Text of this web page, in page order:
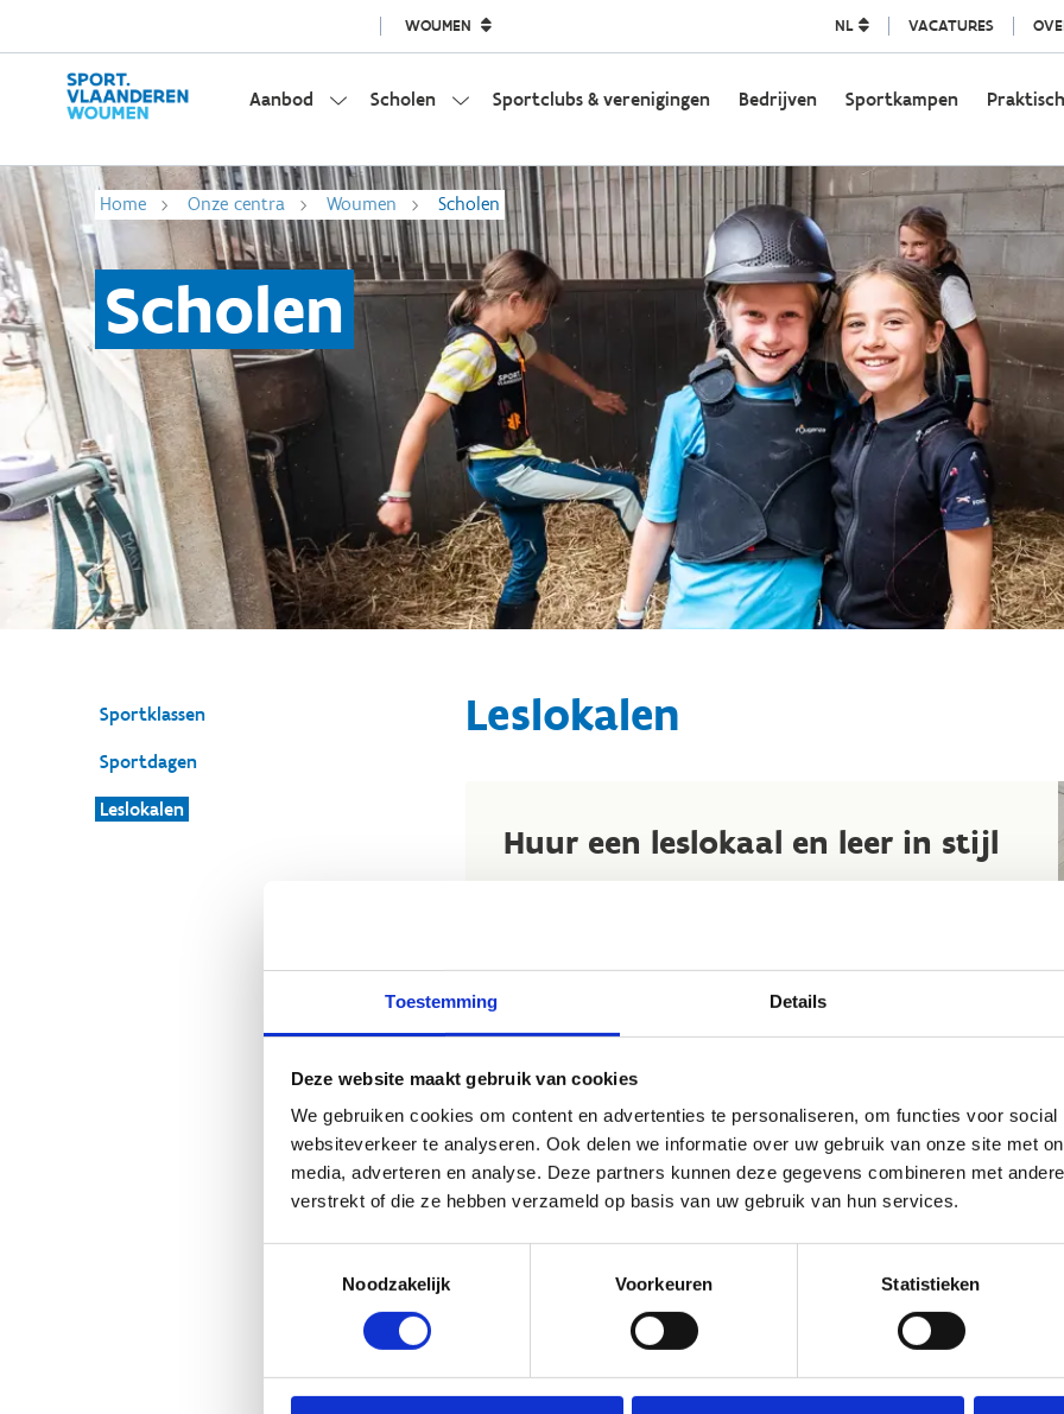
Toestemming Details
Deze website maakt gebruik van cookies
We gebruiken cookies om content en advertenties te personaliseren, om functies voor
websiteverkeer te analyseren. Ook delen we informatie over uw gebruik van onze site met
media, adverteren en analyse. Deze partners kunnen deze gegevens combineren met
verstrekt of die ze hebben verzameld op basis van uw gebruik van hun services.
Noodzakelijk
Voorkeuren Statistieken
WOUMEN NL VACATURES
Aanbod Scholen Sportclubs & verenigingen Bedrijven Sportkampen
Home Onze centra Woumen Scholen
Scholen
Sportklassen
Sportdagen
Leslokalen
Leslokalen
Huur een leslokaal en leer in stijl
In het centrum zijn verschillende opleidingslokalen
voorzien. Alle ruimtes zijn voorzien van een beamer,
whiteboard en een flip over. Er is WIFI in de verschillende
Bekijk de algemene voorwaarden
Reserveer jouw